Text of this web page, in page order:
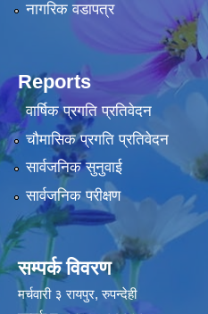
नागरिक वडापत्र
Reports
वार्षिक प्रगति प्रतिवेदन
चौमासिक प्रगति प्रतिवेदन
सार्वजनिक सुनुवाई
सार्वजनिक परीक्षण
सम्पर्क विवरण
मर्चवारी ३ रायपुर, रुपन्देही